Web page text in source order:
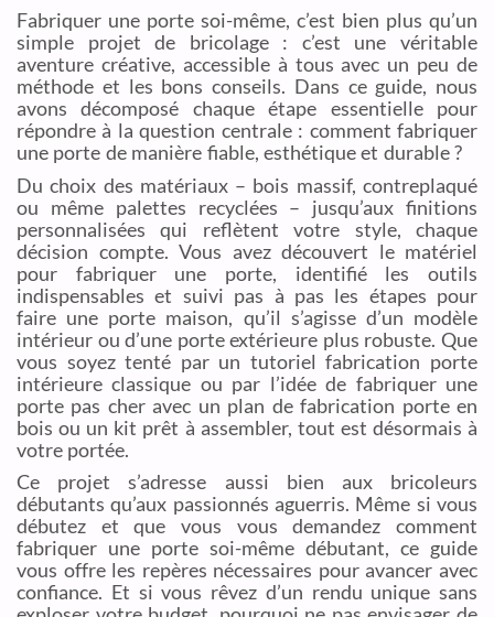
Fabriquer une porte soi-même, c’est bien plus qu’un
simple projet de bricolage : c’est une véritable
aventure créative, accessible à tous avec un peu de
méthode et les bons conseils. Dans ce guide, nous
avons décomposé chaque étape essentielle pour
répondre à la question centrale : comment fabriquer
une porte de manière fiable, esthétique et durable ?
Du choix des matériaux – bois massif, contreplaqué
ou même palettes recyclées – jusqu’aux finitions
personnalisées qui reflètent votre style, chaque
décision compte. Vous avez découvert le matériel
pour fabriquer une porte, identifié les outils
indispensables et suivi pas à pas les étapes pour
faire une porte maison, qu’il s’agisse d’un modèle
intérieur ou d’une porte extérieure plus robuste. Que
vous soyez tenté par un tutoriel fabrication porte
intérieure classique ou par l’idée de fabriquer une
porte pas cher avec un plan de fabrication porte en
bois ou un kit prêt à assembler, tout est désormais à
votre portée.
Ce projet s’adresse aussi bien aux bricoleurs
débutants qu’aux passionnés aguerris. Même si vous
débutez et que vous vous demandez comment
fabriquer une porte soi-même débutant, ce guide
vous offre les repères nécessaires pour avancer avec
confiance. Et si vous rêvez d’un rendu unique sans